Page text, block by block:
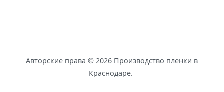
Авторские права © 2026 Производство пленки в
Краснодаре.